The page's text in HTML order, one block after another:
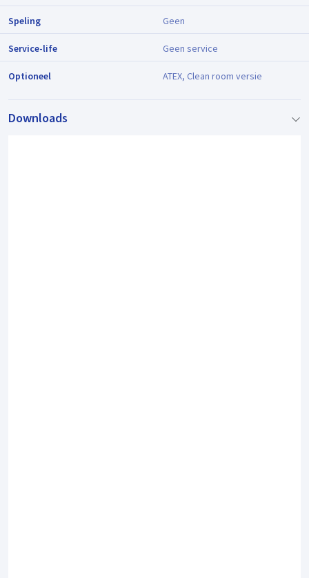
Speling Geen
Service-life Geen service
Optioneel ATEX, Clean room versie
Downloads